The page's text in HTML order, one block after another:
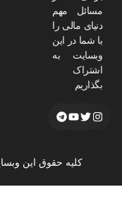
مسائل مهم
دنیای مالی را
با شما در این
وبسایت به
اشتراک
بگذاریم
کلیه حقوق این